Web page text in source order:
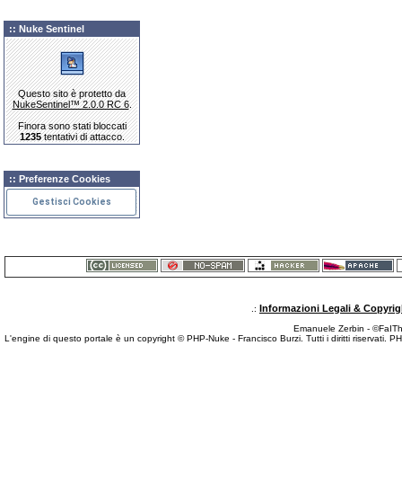
:: Nuke Sentinel
Questo sito è protetto da
NukeSentinel™ 2.0.0 RC 6.
Finora sono stati bloccati
1235tentativi di attacco.
:: Preferenze Cookies
Gestisci Cookies
.: Informazioni Legali &
Emanuele Zerbin -
L'engine di questo portale è un copyright © PHP-Nuke - Francisco Burzi. Tutti i diritti riservati.